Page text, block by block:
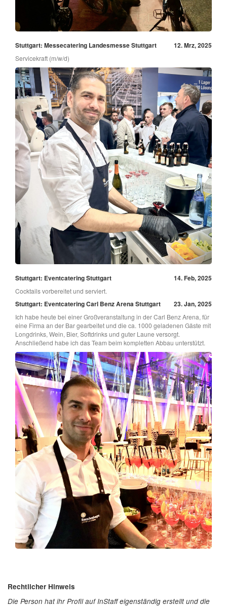
Stuttgart: Messecatering Landesmesse Stuttgart 12. Mrz, 2025
Servicekraft (m/w/d)
Stuttgart: Eventcatering Stuttgart 14. Feb, 2025
Cocktails vorbereitet und serviert.
Stuttgart: Eventcatering Carl Benz Arena Stuttgart 23. Jan, 2025
Ich habe heute bei einer Großveranstaltung in der Carl Benz Arena, für
eine Firma an der Bar gearbeitet und die ca. 1000 geladenen Gäste mit
Longdrinks, Wein, Bier, Softdrinks und guter Laune versorgt.
Anschließend habe ich das Team beim kompletten Abbau unterstützt.
Rechtlicher Hinweis
Die Person hat ihr Profil auf InStaff eigenständig erstellt und die